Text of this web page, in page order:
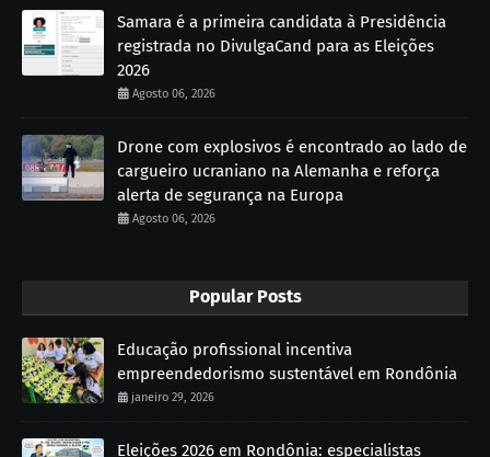
Samara é a primeira candidata à Presidência
registrada no DivulgaCand para as Eleições
2026
Agosto 06, 2026
Drone com explosivos é encontrado ao lado de
cargueiro ucraniano na Alemanha e reforça
alerta de segurança na Europa
Agosto 06, 2026
Popular Posts
Educação profissional incentiva
empreendedorismo sustentável em Rondônia
janeiro 29, 2026
Eleições 2026 em Rondônia: especialistas